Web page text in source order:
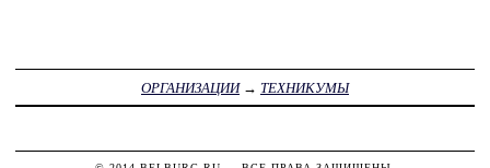
ОРГАНИЗАЦИИ→ ТЕХНИКУМЫ